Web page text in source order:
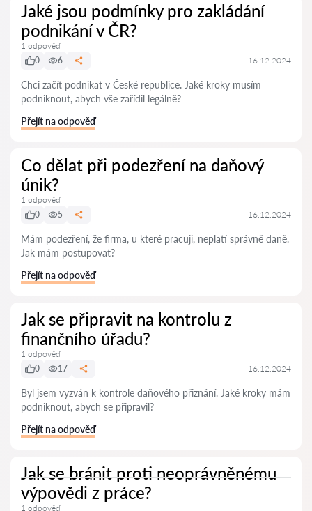
Jaké jsou podmínky pro zakládání
podnikání v ČR?
1 odpověď
0
6 16.12.2024
Chci začít podnikat v České republice. Jaké kroky musím
podniknout, abych vše zařídil legálně?
Přejít na odpověď
Co dělat při podezření na daňový
únik?
1 odpověď
0
5 16.12.2024
Mám podezření, že firma, u které pracuji, neplatí správně daně.
Jak mám postupovat?
Přejít na odpověď
Jak se připravit na kontrolu z
finančního úřadu?
1 odpověď
0
17 16.12.2024
Byl jsem vyzván k kontrole daňového přiznání. Jaké kroky mám
podniknout, abych se připravil?
Přejít na odpověď
Jak se bránit proti neoprávněnému
výpovědi z práce?
1 odpověď